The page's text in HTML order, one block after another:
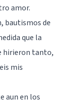
amor.
bautismos de
que la
hirieron tanto,
mis
aun en los